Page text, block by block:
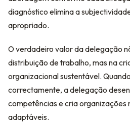
diagnóstico elimina a
apropriado.
O verdadeiro valor da delegação
distribuição de trabalho, mas na
organizacional sustentável.
correctamente, a delegação
competências e cria organizações
adaptáveis.